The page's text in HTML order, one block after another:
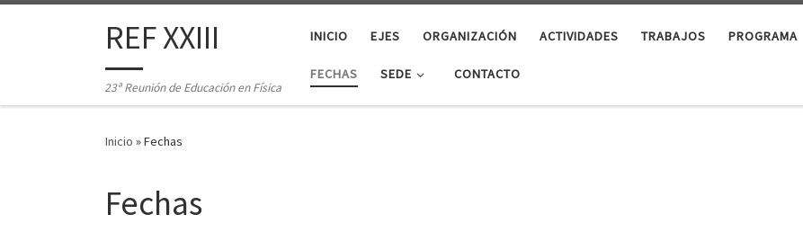
Saltar al contenidoREF XXIII
23ª Reunión de Educación en Física
INICIO EJES ORGANIZACIÓN ACTIVIDADES TRABAJOS PROGRAMA
FECHAS SEDE CONTACTO
Inicio »Fechas
Fechas